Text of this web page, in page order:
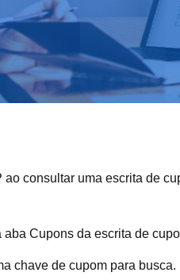
consultar uma escrita de
Cupons da escrita de
chave de cupom para busca.